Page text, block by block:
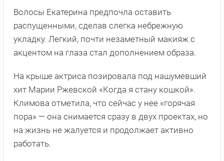
Волосы Екатерина предпочла оставить
распущенными, сделав слегка небрежную
укладку. Легкий, почти незаметный макияж с
акцентом на глаза стал дополнением образа.
На крыше актриса позировала под нашумевший
хит Марии Ржевской «Когда я стану кошкой».
Климова отметила, что сейчас у нее «горячая
пора» — она снимается сразу в двух проектах, но
на жизнь не жалуется и продолжает активно
работать.